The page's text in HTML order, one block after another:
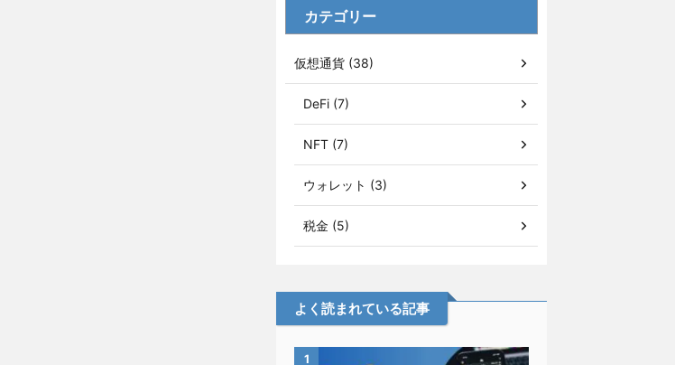
カテゴリー
仮想通貨 (38)
DeFi (7)
NFT (7)
ウォレット (3)
税金 (5)
よく読まれている記事
1